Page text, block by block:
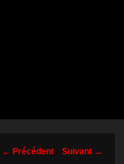
Navigation
← Précédent Suivant →